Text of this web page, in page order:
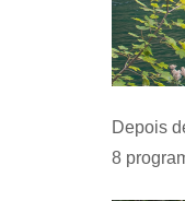
Depois
8